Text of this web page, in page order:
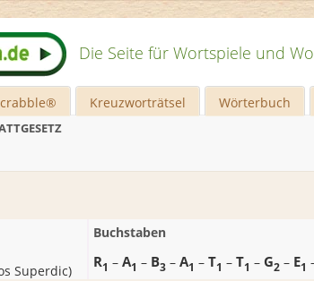
Die Seite für Wortspiele und
Kreuzworträtsel Wörterbuch
Buchstaben
Superdic) R1 – A1 – B3 – A1 – T1 – T1 – G2 – E1